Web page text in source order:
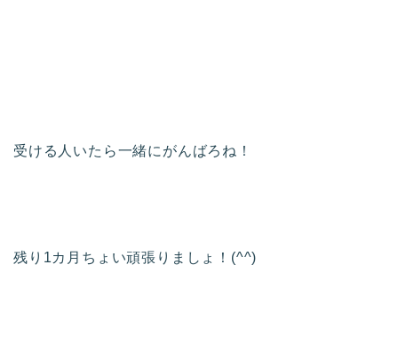
受ける人いたら一緒にがんばろね！
残り1カ月ちょい頑張りましょ！(^^)